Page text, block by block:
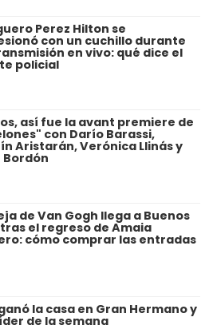
Perez Hilton se
con un cuchillo durante
en vivo: qué dice el
policial
así fue la avant premiere de
con Darío Barassi,
Aristarán, Verónica Llinás y
Bordón
de Van Gogh llega a Buenos
el regreso de Amaia
cómo comprar las entradas
la casa en Gran Hermano y
de la semana